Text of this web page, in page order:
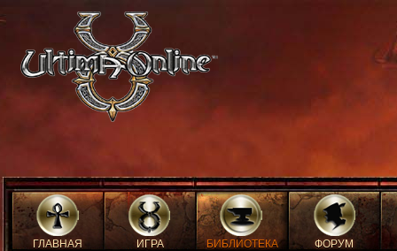
ГЛАВНАЯ ИГРА БИБЛИОТЕКА ФОРУМ